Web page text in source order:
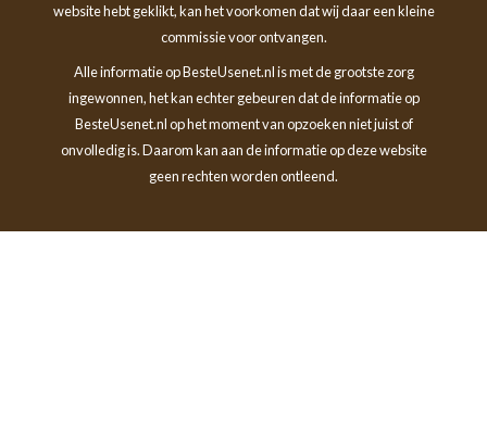
website hebt geklikt, kan het voorkomen dat wij daar een kleine
commissie voor ontvangen.
Alle informatie op BesteUsenet.nl is met de grootste zorg
ingewonnen, het kan echter gebeuren dat de informatie op
BesteUsenet.nl op het moment van opzoeken niet juist of
onvolledig is. Daarom kan aan de informatie op deze website
geen rechten worden ontleend.